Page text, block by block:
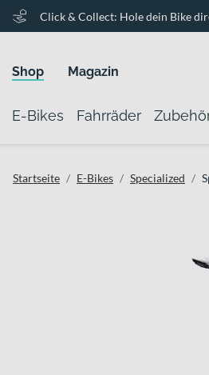
Click & Collect: Hole dein Bike
Shop Magazin
E-Bikes Fahrräder
Startseite E-Bikes Specialized